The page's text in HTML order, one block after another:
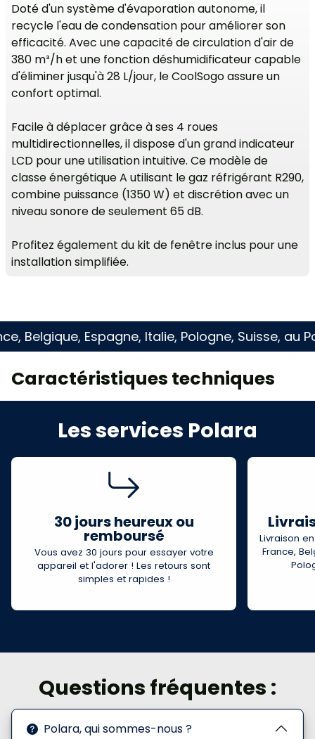
Doté d'un système d'évaporation autonome, il
recycle l'eau de condensation pour améliorer son
efficacité. Avec une capacité de circulation d'air de
380 m³/h et une fonction déshumidificateur capable
d'éliminer jusqu'à 28 L/jour, le CoolSogo assure un
confort optimal.
Facile à déplacer grâce à ses 4 roues
multidirectionnelles, il dispose d'un grand indicateur
LCD pour une utilisation intuitive. Ce modèle de
classe énergétique A utilisant le gaz réfrigérant R290,
combine puissance (1350 W) et discrétion avec un
niveau sonore de seulement 65 dB.
Profitez également du kit de fenêtre inclus pour une
installation simplifiée.
Espagne, Italie, Pologne, Suisse, au
Caractéristiques techniques
Les services Polara
30 jours heureux ou
remboursé
Vous avez 30 jours pour essayer votre
appareil et l'adorer ! Les retours sont
simples et rapides !
Livraison
France,
Questions fréquentes :
Polara, qui sommes-nous ?